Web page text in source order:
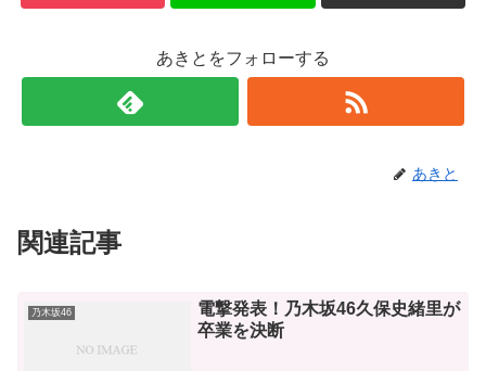
あきとをフォローする
あきと
関連記事
乃木坂46
電撃発表！乃木坂46久保史緒里が
卒業を決断